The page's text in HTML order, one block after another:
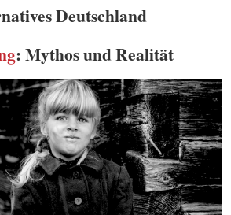
Deutschland
: Mythos und Realität